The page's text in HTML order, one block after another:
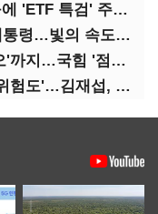
김용범 책임론 봇물…경질 요구에 'ETF 특검' 주장까지
장동혁 "형소법도 안 읽어 본 대통령…빛의 속도로 무너질 것"
장동혁도 모라자 '서범수·진종오'까지…국힘 '점입가경'
'상시근로자 수 아닌 산업재해 위험도'…김재섭, 산재예방 지원기준 손질